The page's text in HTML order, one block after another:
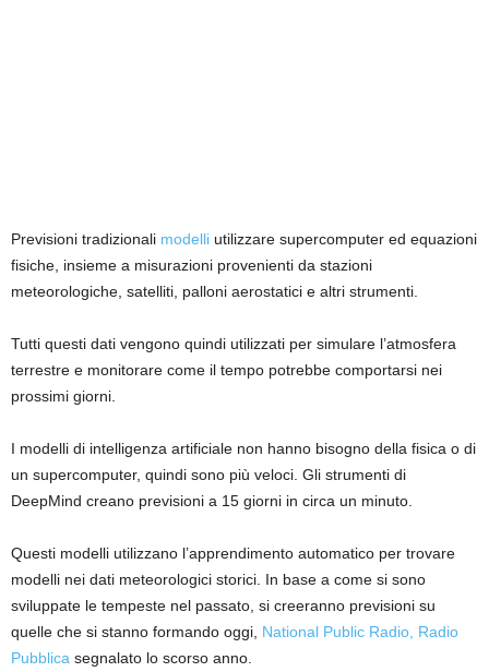
Previsioni tradizionali modelli utilizzare supercomputer ed equazioni
fisiche, insieme a misurazioni provenienti da stazioni
meteorologiche, satelliti, palloni aerostatici e altri strumenti.
Tutti questi dati vengono quindi utilizzati per simulare l’atmosfera
terrestre e monitorare come il tempo potrebbe comportarsi nei
prossimi giorni.
I modelli di intelligenza artificiale non hanno bisogno della fisica o di
un supercomputer, quindi sono più veloci. Gli strumenti di
DeepMind creano previsioni a 15 giorni in circa un minuto.
Questi modelli utilizzano l’apprendimento automatico per trovare
modelli nei dati meteorologici storici. In base a come si sono
sviluppate le tempeste nel passato, si creeranno previsioni su
quelle che si stanno formando oggi, National Public Radio, Radio
Pubblica segnalato lo scorso anno.